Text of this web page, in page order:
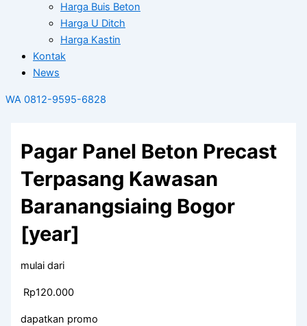
Harga Buis Beton
Harga U Ditch
Harga Kastin
Kontak
News
WA 0812-9595-6828
Pagar Panel Beton Precast
Terpasang Kawasan
Baranangsiaing Bogor
[year]
mulai dari
Rp120.000
dapatkan promo